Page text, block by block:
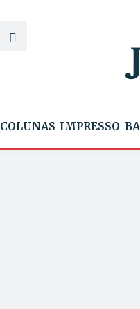
COLUNAS IMPRESSO